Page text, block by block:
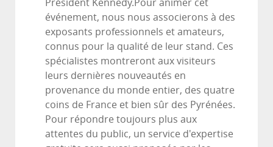
Président Kennedy.Pour animer cet
événement, nous nous associerons à des
exposants professionnels et amateurs,
connus pour la qualité de leur stand. Ces
spécialistes montreront aux visiteurs
leurs dernières nouveautés en
provenance du monde entier, des quatre
coins de France et bien sûr des Pyrénées.
Pour répondre toujours plus aux
attentes du public, un service d'expertise